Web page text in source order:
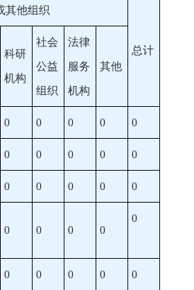
其他组织
总计
科研
机构
社会
公益
组织
法律
服务
机构
其他
0 0 0 0 0
0 0 0 0 0
0 0 0 0 0
0 0 0 0
0
0 0 0 0 0